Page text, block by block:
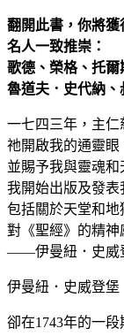
翻開此書，你將獲
名人一致推崇：
歌德、榮格、托爾
魯道夫．史代納
一七四三年，主仁
祂開啟我的通靈眼
並賜予我與靈魂和
我開始出版及發表
包括關於天堂和地
對《聖經》的精
——伊曼紐．史威
伊曼紐．史威登堡
卻在1743年的一